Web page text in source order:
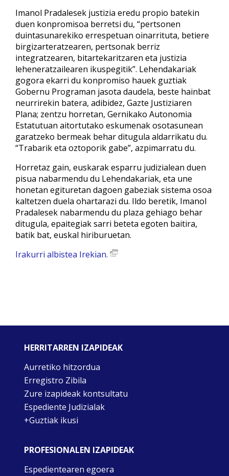
Imanol Pradalesek justizia eredu propio batekin
duen konpromisoa berretsi du, “pertsonen
duintasunarekiko errespetuan oinarrituta, betiere
birgizarteratzearen, pertsonak berriz
integratzearen, bitartekaritzaren eta justizia
leheneratzailearen ikuspegitik”. Lehendakariak
gogora ekarri du konpromiso hauek guztiak
Gobernu Programan jasota daudela, beste hainbat
neurrirekin batera, adibidez, Gazte Justiziaren
Plana; zentzu horretan, Gernikako Autonomia
Estatutuan aitortutako eskumenak osotasunean
garatzeko bermeak behar ditugula aldarrikatu du.
“Trabarik eta oztoporik gabe”, azpimarratu du.
Horretaz gain, euskarak esparru judizialean duen
pisua nabarmendu du Lehendakariak, eta une
honetan egituretan dagoen gabeziak sistema osoa
kaltetzen duela ohartarazi du. Ildo beretik, Imanol
Pradalesek nabarmendu du plaza gehiago behar
ditugula, epaitegiak sarri beteta egoten baitira,
batik bat, euskal hiriburuetan.
Irakurri albistea Irekian.
HERRITARREN IZAPIDEAK
Aurretiko hitzordua
Erregistro Zibila
Zure izapideak kontsultatu
Espediente Judizialak
+Guztiak ikusi
PROFESIONALEN IZAPIDEAK
Espedientearen egoera